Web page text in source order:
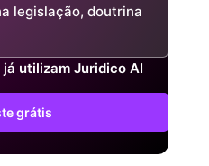
legislação, doutrina
utilizam Juridico AI
grátis